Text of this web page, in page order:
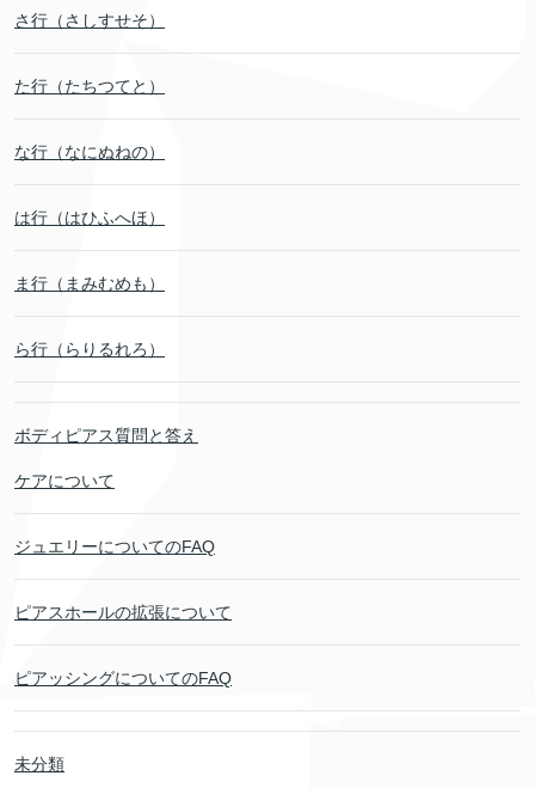
さ行（さしすせそ）
た行（たちつてと）
な行（なにぬねの）
は行（はひふへほ）
ま行（まみむめも）
ら行（らりるれろ）
ボディピアス質問と答え
ケアについて
ジュエリーについてのFAQ
ピアスホールの拡張について
ピアッシングについてのFAQ
未分類